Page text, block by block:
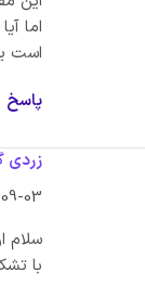
اما
است
پاسخ
زردی
2024-09-
سلام
با